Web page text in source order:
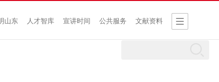
山东 人才智库 宣讲时间 公共服务 文献资料